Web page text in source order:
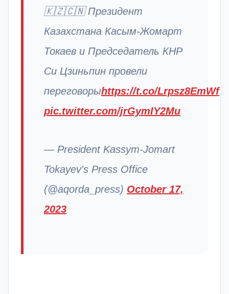
🇰🇿🇨🇳 Президент
Казахстана Касым-Жомарт
Токаев и Председатель КНР
Си Цзиньпин провели
переговорыhttps://t.co/Lrpsz8EmWf
pic.twitter.com/jrGymIY2Mu
— President Kassym-Jomart
Tokayev's Press Office
(@aqorda_press) October 17,
2023